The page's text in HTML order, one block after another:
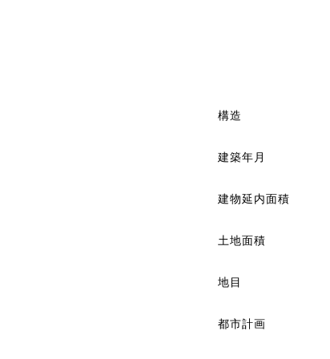
構造
建築年月
建物延内面積
土地面積
地目
都市計画